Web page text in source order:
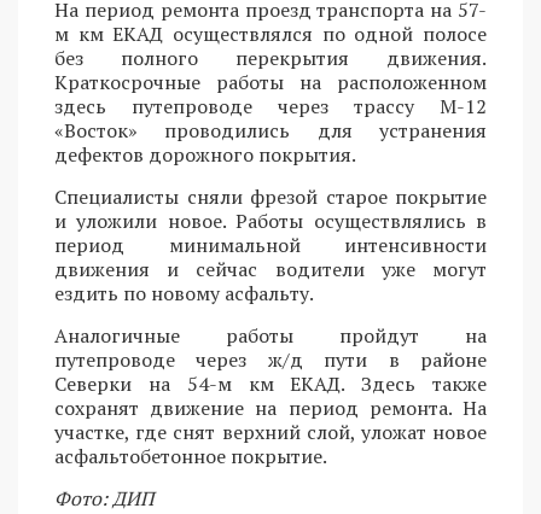
На период ремонта проезд транспорта на 57-
м км ЕКАД осуществлялся по одной полосе
без полного перекрытия движения.
Краткосрочные работы на расположенном
здесь путепроводе через трассу М-12
«Восток» проводились для устранения
дефектов дорожного покрытия.
Специалисты сняли фрезой старое покрытие
и уложили новое. Работы осуществлялись в
период минимальной интенсивности
движения и сейчас водители уже могут
ездить по новому асфальту.
Аналогичные работы пройдут на
путепроводе через ж/д пути в районе
Северки на 54-м км ЕКАД. Здесь также
сохранят движение на период ремонта. На
участке, где снят верхний слой, уложат новое
асфальтобетонное покрытие.
Фото: ДИП